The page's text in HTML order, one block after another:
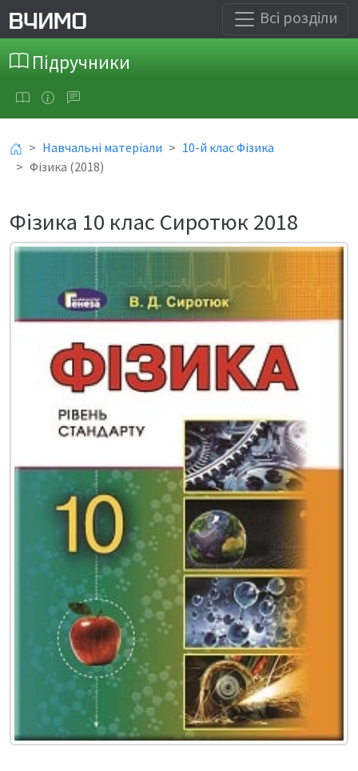
Всі розділи
Підручники
Навчальні матеріали
10-й клас Фізика
Фізика (2018)
Фізика 10 клас Сиротюк 2018